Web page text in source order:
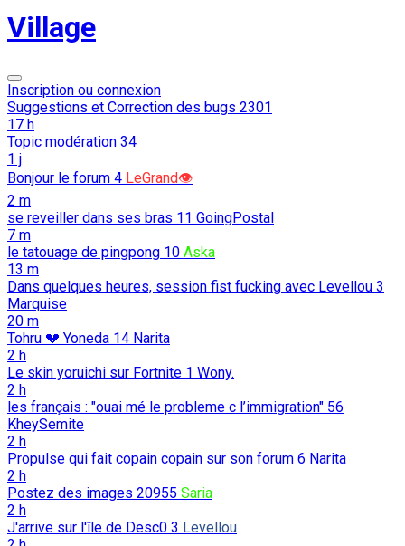
Village
Inscription ou connexion
Suggestions et Correction des bugs 2301
17 h
Topic modération 34
1 j
Bonjour le forum 4 LeGrand👁️
2 m
se reveiller dans ses bras 11 GoingPostal
7 m
le tatouage de pingpong 10 Aska
13 m
Dans quelques heures, session fist fucking avec Levellou 3
Marquise
20 m
Tohru 💔 Yoneda 14 Narita
2 h
Le skin yoruichi sur Fortnite 1 Wony.
2 h
les français : "ouai mé le probleme c l’immigration" 56
KheySemite
2 h
Propulse qui fait copain copain sur son forum 6 Narita
2 h
Postez des images 20955 Saria
2 h
J'arrive sur l'île de Desc0 3 Levellou